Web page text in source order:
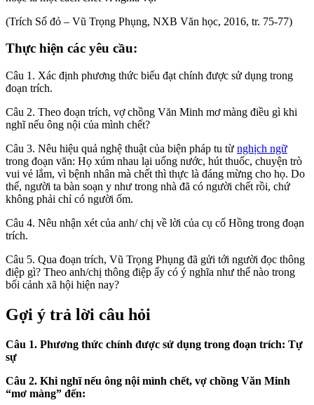
(Trích Số đỏ – Vũ Trọng Phụng, NXB Văn học, 2016, tr. 75-77)
Thực hiện các yêu cầu:
Câu 1. Xác định phương thức biểu đạt chính được sử dụng trong
đoạn trích.
Câu 2. Theo đoạn trích, vợ chồng Văn Minh mơ màng điều gì khi
nghĩ nếu ông nội của mình chết?
Câu 3. Nêu hiệu quả nghệ thuật của biện pháp tu từ nghịch ngữ
trong đoạn văn: Họ xúm nhau lại uống nước, hút thuốc, chuyện trò
vui vẻ lắm, vì bệnh nhân mà chết thì thực là đáng mừng cho họ. Do
thế, người ta bàn soạn y như trong nhà đã có người chết rồi, chứ
không phải chỉ có người ốm.
Câu 4. Nêu nhận xét của anh/ chị về lời của cụ cố Hồng trong đoạn
trích.
Câu 5. Qua đoạn trích, Vũ Trọng Phụng đã gửi tới người đọc thông
điệp gì? Theo anh/chị thông điệp ấy có ý nghĩa như thế nào trong
bối cảnh xã hội hiện nay?
Gợi ý trả lời câu hỏi
Câu 1. Phương thức chính được sử dụng trong đoạn trích: Tự
sự
Câu 2. Khi nghĩ nếu ông nội mình chết, vợ chồng Văn Minh
“mơ màng” đến: